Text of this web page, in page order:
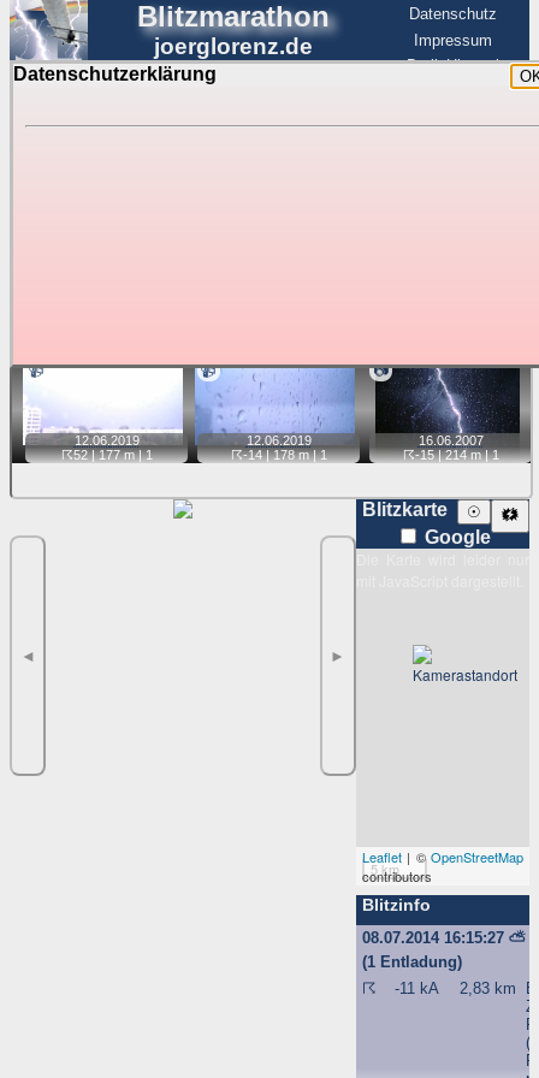
Datenschutzerklärung
Blitzmarathon
joerglorenz.de
Datenschutz
Impressum
BerlinHimmel
Blitzmarathon
Luftfahrt
📹
12.06. 2019
☈52| 177 m |1
📹
12.06. 2019
☈-14| 178 m |1
📷
16.06. 2007
☈-15| 214 m |1
◄ ►
Blitzkarte 🗱
☉
Google
5 km
Leaflet | ©OpenStreetMap
contributors
Blitzinfo
08.07.2014 16:15:27⛅
(1 Entladung)
☈
-11 kA 2,83 km